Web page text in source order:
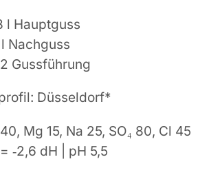
l Hauptguss
l Nachguss
Gussführung
Düsseldorf*
Mg 15, Na 25, SO₄ 80, Cl 45
‑2,6 dH | pH 5,5